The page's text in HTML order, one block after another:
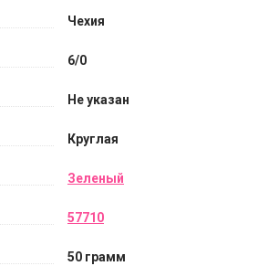
Чехия
6/0
Не указан
Круглая
Зеленый
57710
50 грамм